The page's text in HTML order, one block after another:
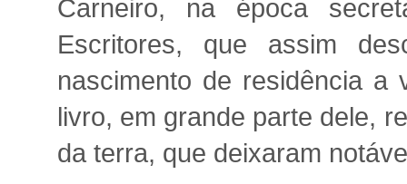
Carneiro, na época
Escritores, que assim
nascimento de residência
livro, em grande parte dele,
da terra, que deixaram